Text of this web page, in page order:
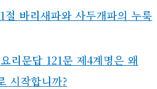
절 바리새파와 사두개파의 누룩
리문답 121문 제4계명은 왜
시작합니까?